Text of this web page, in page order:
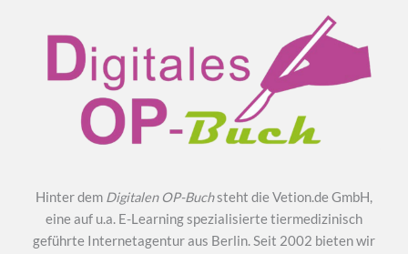
Hinter dem Digitalen OP-Buchsteht die Vetion.de GmbH,
eine auf u.a. E-Learning spezialisierte tiermedizinisch
geführte Internetagentur aus Berlin. Seit 2002 bieten wir